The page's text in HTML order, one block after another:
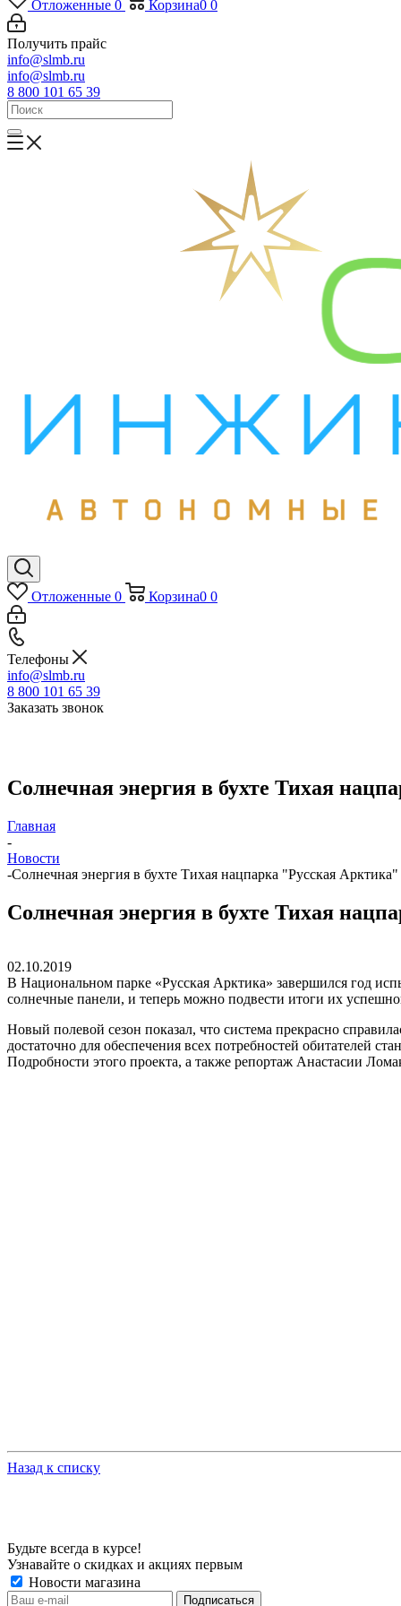
Отложенные 0 Корзина0 0
Получить прайс
info@slmb.ru
info@slmb.ru
8 800 101 65 39
Отложенные 0 Корзина0 0
Телефоны
info@slmb.ru
8 800 101 65 39
Заказать звонок
Солнечная энергия в бухте Тихая
Главная
-
Новости
-Солнечная энергия в бухте Тихая нацпарка "Русская Арктика"
Солнечная энергия в бухте Тихая
02.10.2019
В Национальном парке «Русская Арктика» завершился год
солнечные панели, и теперь можно подвести итоги их
Новый полевой сезон показал, что система прекрасно
достаточно для обеспечения всех потребностей обитателей
Подробности этого проекта, а также репортаж Анастасии
Назад к списку
Будьте всегда в курсе!
Узнавайте о скидках и акциях первым
Новости магазина